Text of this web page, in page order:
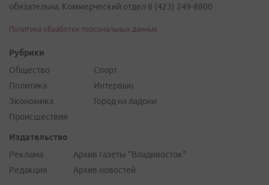
обязательна. Коммерческий отдел 8 (423) 249-8800
Политика обработки персональных данных
Рубрики
Общество
Политика
Экономика
Происшествия
Спорт
Интервью
Город на ладони
Издательство
Реклама
Редакция
Архив газеты "Владивосток"
Архив новостей